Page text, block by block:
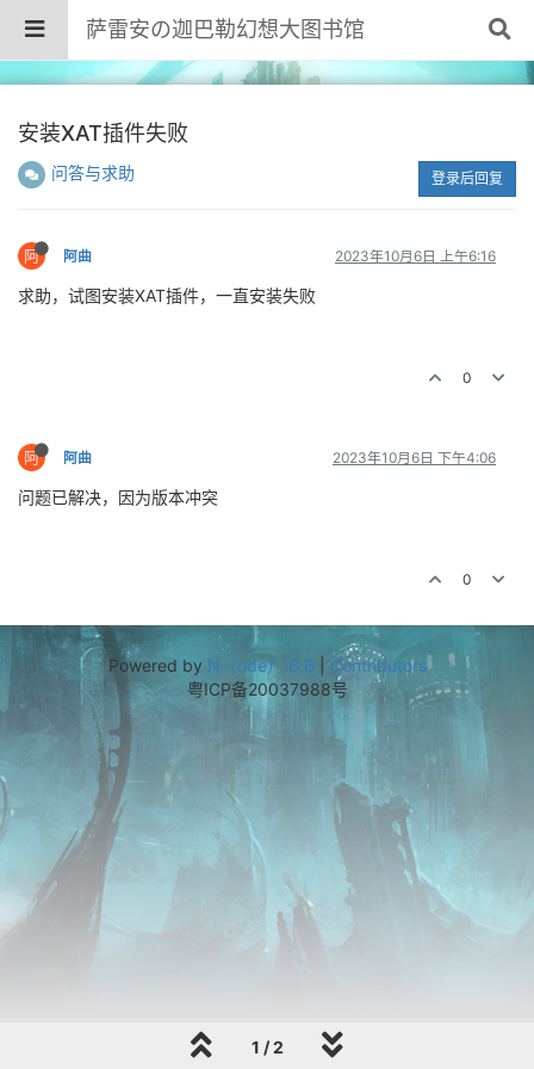
萨雷安の迦巴勒幻想大图书馆
安装XAT插件失败
问答与求助 登录后回复
阿 阿曲 2023年10月6日 上午6:16
求助，试图安装XAT插件，一直安装失败
0
阿 阿曲 2023年10月6日 下午4:06
问题已解决，因为版本冲突
0
1 / 2
Powered by N（ode）.B.B |Contributors
粤ICP备20037988号